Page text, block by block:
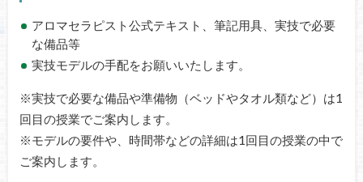
アロマセラピスト公式テキスト、筆記用具、実技で必要
な備品等
実技モデルの手配をお願いいたします。
※実技で必要な備品や準備物（ベッドやタオル類など）は1
回目の授業でご案内します。
※モデルの要件や、時間帯などの詳細は1回目の授業の中で
ご案内します。